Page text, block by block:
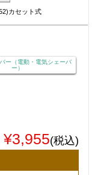
カセット式
ー（電動・電気シェーバ
ー）
¥3,955(税込)